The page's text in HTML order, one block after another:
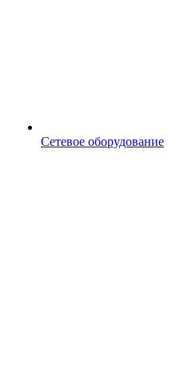
Сетевое оборудование